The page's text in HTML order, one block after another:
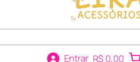
Entrar R$ 0,00